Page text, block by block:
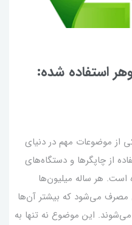
استفاده شده:
از موضوعات مهم در دنیای
از چاپگرها و دستگاه‌های
است. هر ساله میلیون‌ها
مصرف می‌شود که بیشتر آن‌ها
می‌شوند. این موضوع نه تنها به